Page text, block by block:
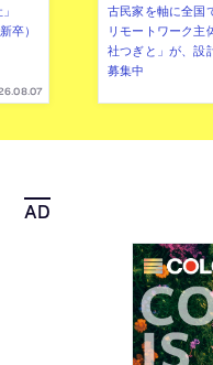
卒）
古民家を軸に全国
リモートワーク主
社つぎと」が、設
募集中